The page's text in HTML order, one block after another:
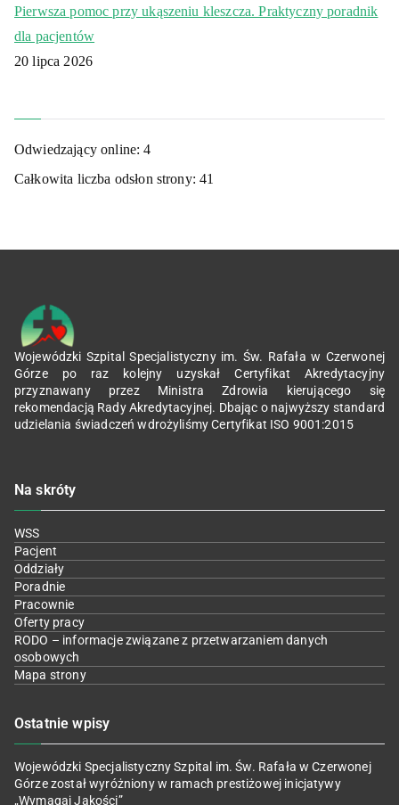
Pierwsza pomoc przy ukąszeniu kleszcza. Praktyczny poradnik
dla pacjentów
20 lipca 2026
Odwiedzający online:4
Całkowita liczba odsłon strony:41
Wojewódzki Szpital Specjalistyczny im. Św. Rafała w Czerwonej
Górze po raz kolejny uzyskał Certyfikat Akredytacyjny
przyznawany przez Ministra Zdrowia kierującego się
rekomendacją Rady Akredytacyjnej. Dbając o najwyższy standard
udzielania świadczeń wdrożyliśmy Certyfikat ISO 9001:2015
Na skróty
WSS
Pacjent
Oddziały
Poradnie
Pracownie
Oferty pracy
RODO – informacje związane z przetwarzaniem danych
osobowych
Mapa strony
Ostatnie wpisy
Wojewódzki Specjalistyczny Szpital im. Św. Rafała w Czerwonej
Górze został wyróżniony w ramach prestiżowej inicjatywy
„Wymagaj Jakości”